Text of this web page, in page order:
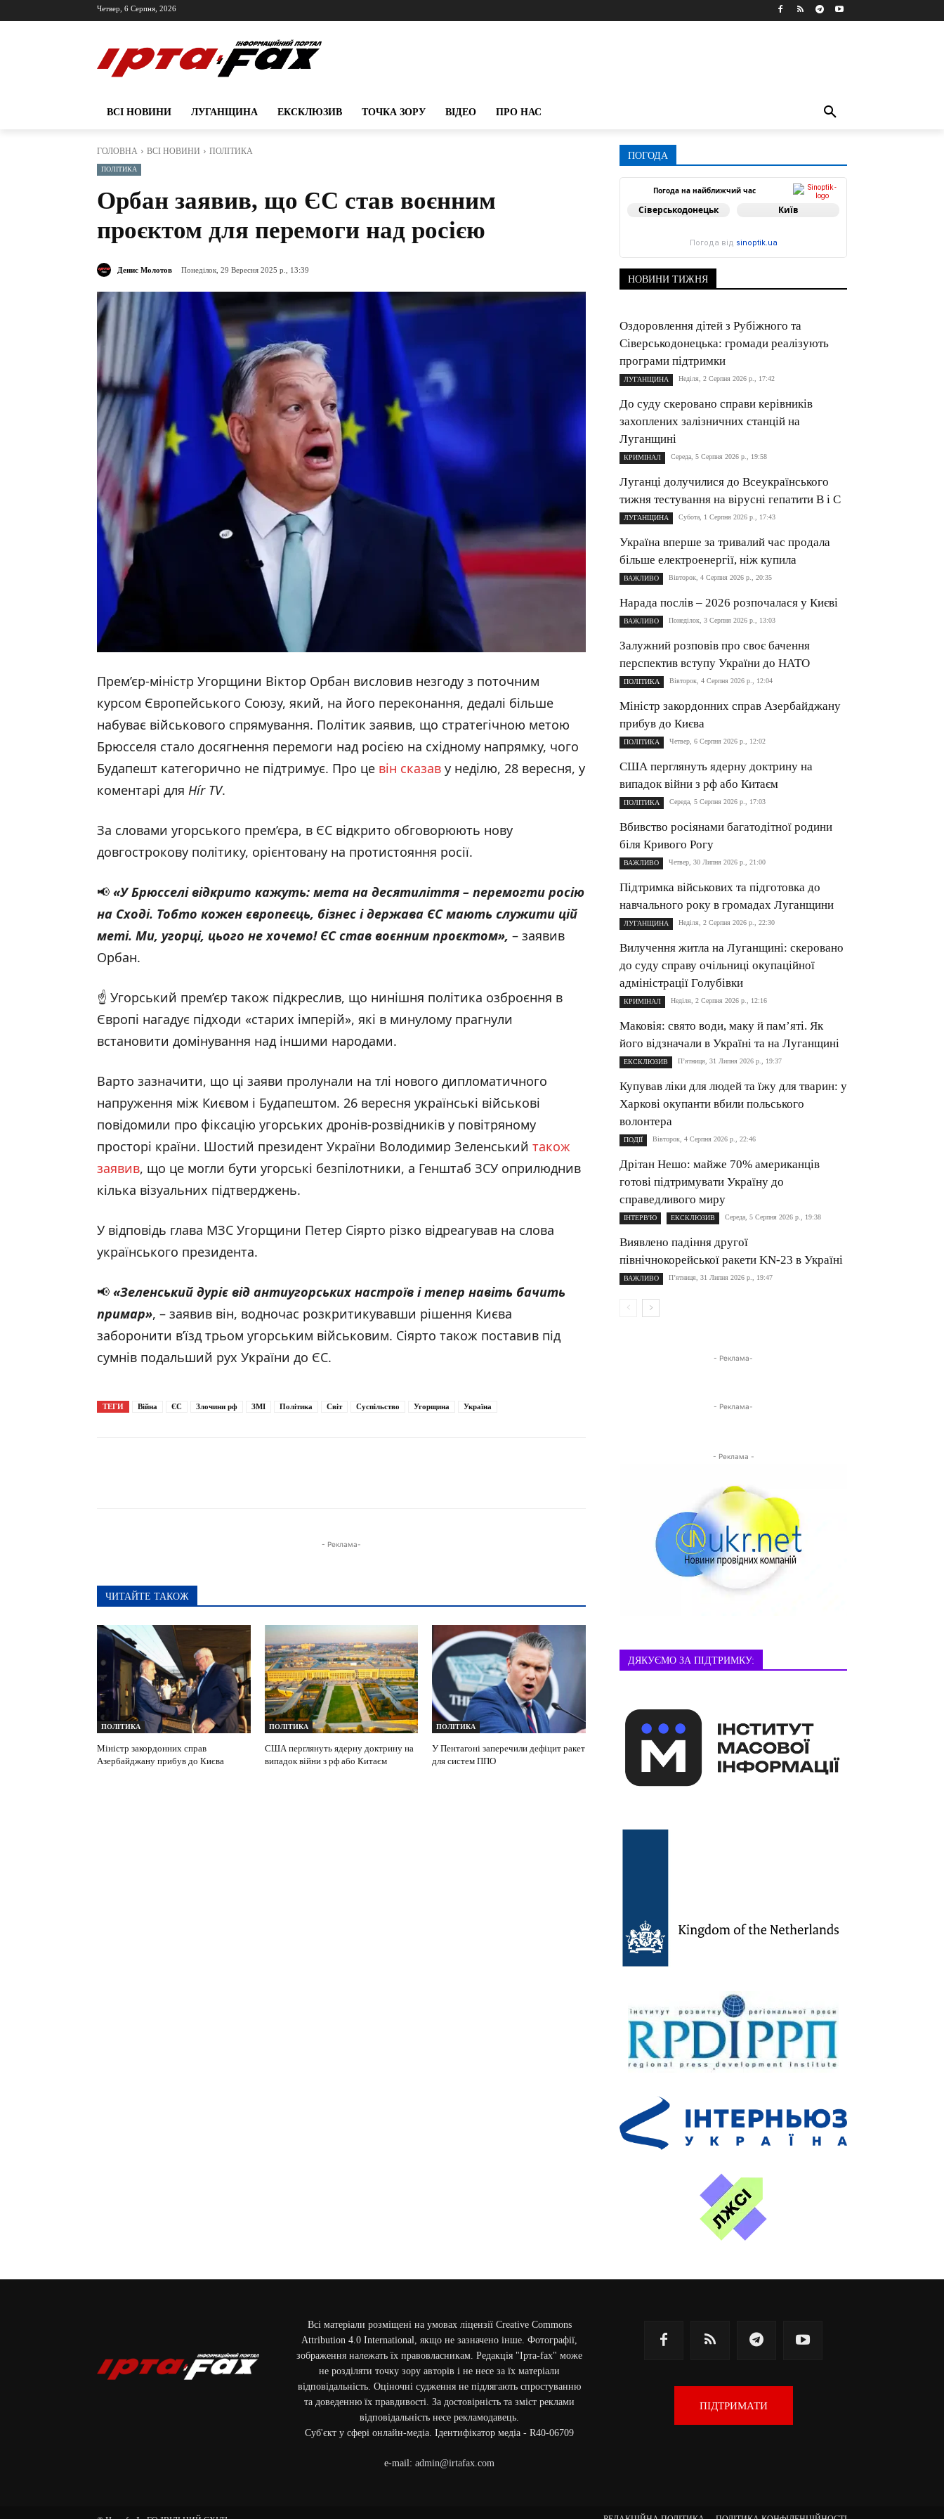
Четвер, 6 Серпня, 2026
ВСІ НОВИНИ ЛУГАНЩИНА ЕКСКЛЮЗИВ ТОЧКА ЗОРУ ВІДЕО ПРО НАС
ГОЛОВНА ВСІ НОВИНИ ПОЛІТИКА
ПОЛІТИКА
Орбан заявив, що ЄС став воєнним
проєктом для перемоги над росією
Денис Молотов Понеділок, 29 Вересня 2025 р., 13:39
Прем’єр-міністр Угорщини Віктор Орбан висловив незгоду з поточним
курсом Європейського Союзу, який, на його переконання, дедалі більше
набуває військового спрямування. Політик заявив, що стратегічною метою
Брюсселя стало досягнення перемоги над росією на східному напрямку, чого
Будапешт категорично не підтримує. Про це він сказав у неділю, 28 вересня, у
коментарі для Hír TV.
За словами угорського прем’єра, в ЄС відкрито обговорюють нову
довгострокову політику, орієнтовану на протистояння росії.
📢 «У Брюсселі відкрито кажуть: мета на десятиліття – перемогти росію
на Сході. Тобто кожен європеєць, бізнес і держава ЄС мають служити цій
меті. Ми, угорці, цього не хочемо! ЄС став воєнним проєктом», – заявив
Орбан.
☝️ Угорський прем’єр також підкреслив, що нинішня політика озброєння в
Європі нагадує підходи «старих імперій», які в минулому прагнули
встановити домінування над іншими народами.
Варто зазначити, що ці заяви пролунали на тлі нового дипломатичного
напруження між Києвом і Будапештом. 26 вересня українські військові
повідомили про фіксацію угорських дронів-розвідників у повітряному
просторі країни. Шостий президент України Володимир Зеленський також
заявив, що це могли бути угорські безпілотники, а Генштаб ЗСУ оприлюднив
кілька візуальних підтверджень.
У відповідь глава МЗС Угорщини Петер Сіярто різко відреагував на слова
українського президента.
📢 «Зеленський дуріє від антиугорських настроїв і тепер навіть бачить
примар», – заявив він, водночас розкритикувавши рішення Києва
заборонити в’їзд трьом угорським військовим. Сіярто також поставив під
сумнів подальший рух України до ЄС.
ТЕГИ Війна ЄС Злочини рф ЗМІ Політика Світ Суспільство Угорщина Україна
- Реклама-
ЧИТАЙТЕ ТАКОЖ
ПОЛІТИКА
Міністр закордонних справ
Азербайджану прибув до Києва
ПОЛІТИКА
США перглянуть ядерну доктрину на
випадок війни з рф або Китаєм
ПОЛІТИКА
У Пентагоні заперечили дефіцит ракет
для систем ППО
ПОГОДА
Погода на найближчий час
Сіверськодонецьк Київ
Погода від sinoptik.ua
НОВИНИ ТИЖНЯ
Оздоровлення дітей з Рубіжного та
Сіверськодонецька: громади реалізують
програми підтримки
ЛУГАНЩИНА Неділя, 2 Серпня 2026 р., 17:42
До суду скеровано справи керівників
захоплених залізничних станцій на
Луганщині
КРИМІНАЛ Середа, 5 Серпня 2026 р., 19:58
Луганці долучилися до Всеукраїнського
тижня тестування на вірусні гепатити B і C
ЛУГАНЩИНА Субота, 1 Серпня 2026 р., 17:43
Україна вперше за тривалий час продала
більше електроенергії, ніж купила
ВАЖЛИВО Вівторок, 4 Серпня 2026 р., 20:35
Нарада послів – 2026 розпочалася у Києві
ВАЖЛИВО Понеділок, 3 Серпня 2026 р., 13:03
Залужний розповів про своє бачення
перспектив вступу України до НАТО
ПОЛІТИКА Вівторок, 4 Серпня 2026 р., 12:04
Міністр закордонних справ Азербайджану
прибув до Києва
ПОЛІТИКА Четвер, 6 Серпня 2026 р., 12:02
США перглянуть ядерну доктрину на
випадок війни з рф або Китаєм
ПОЛІТИКА Середа, 5 Серпня 2026 р., 17:03
Вбивство росіянами багатодітної родини
біля Кривого Рогу
ВАЖЛИВО Четвер, 30 Липня 2026 р., 21:00
Підтримка військових та підготовка до
навчального року в громадах Луганщини
ЛУГАНЩИНА Неділя, 2 Серпня 2026 р., 22:30
Вилучення житла на Луганщині: cкеровано
до суду справу очільниці окупаційної
адміністрації Голубівки
КРИМІНАЛ Неділя, 2 Серпня 2026 р., 12:16
Маковія: свято води, маку й пам’яті. Як
його відзначали в Україні та на Луганщині
ЕКСКЛЮЗИВ П’ятниця, 31 Липня 2026 р., 19:37
Купував ліки для людей та їжу для тварин: у
Харкові окупанти вбили польського
волонтера
ПОДІЇ Вівторок, 4 Серпня 2026 р., 22:46
Дрітан Нешо: майже 70% американців
готові підтримувати Україну до
справедливого миру
ІНТЕРВ'Ю ЕКСКЛЮЗИВ Середа, 5 Серпня 2026 р., 19:38
Виявлено падіння другої
північнокорейської ракети KN-23 в Україні
ВАЖЛИВО П’ятниця, 31 Липня 2026 р., 19:47
- Реклама-
- Реклама-
- Реклама -
ДЯКУЄМО ЗА ПІДТРИМКУ:
Всі матеріали розміщені на умовах ліцензії Creative Commons
Attribution 4.0 International, якщо не зазначено інше. Фотографії,
зображення належать їх правовласникам. Редакція "Ірта-fax" може
не розділяти точку зору авторів і не несе за їх матеріали
відповідальність. Оціночні судження не підлягають спростуванню
та доведенню їх правдивості. За достовірність та зміст реклами
відповідальність несе рекламодавець.
Cуб'єкт у сфері онлайн-медіа. Ідентифікатор медіа - R40-06709
e-mail: admin@irtafax.com
ПІДТРИМАТИ